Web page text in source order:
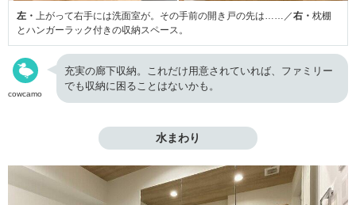
左・ 上がって右手には洗面室が。その手前の開き戸の先は……／右・ 枕棚
とハンガーラック付きの収納スペース。
cowcamo
充実の廊下収納。これだけ用意されていれば、ファミリー
でも収納に困ることはないかも。
水まわり